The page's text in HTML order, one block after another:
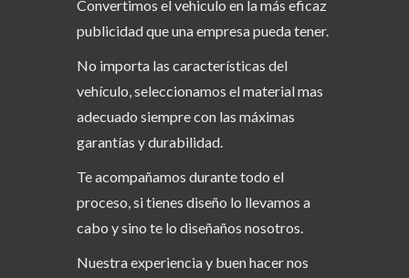
Convertimos el vehiculo en la más eficaz
publicidad que una empresa pueda tener.
No importa las características del
vehículo, seleccionamos el material mas
adecuado siempre con las máximas
garantías y durabilidad.
Te acompañamos durante todo el
proceso, si tienes diseño lo llevamos a
cabo y sino te lo diseñaños nosotros.
Nuestra experiencia y buen hacer nos